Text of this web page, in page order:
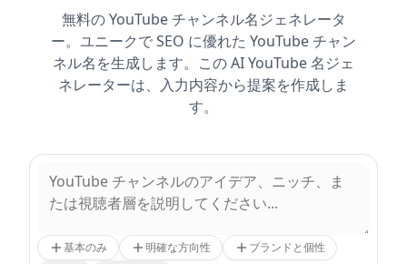
無料の YouTube チャンネル名ジェネレータ
ー。ユニークで SEO に優れた YouTube チャン
ネル名を生成します。この AI YouTube 名ジェ
ネレーターは、入力内容から提案を作成しま
す。
基本のみ 明確な方向性
ブランドと個性